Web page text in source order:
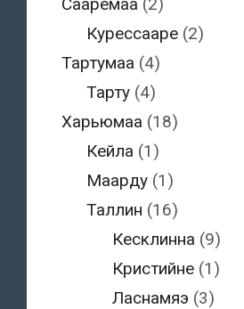
Курессааре (2)
Тартумаа (4)
Тарту (4)
Харьюмаа (18)
Кейла (1)
Маарду (1)
Таллин (16)
Кесклинна (9)
Кристийне(1)
Ласнамяэ (3)